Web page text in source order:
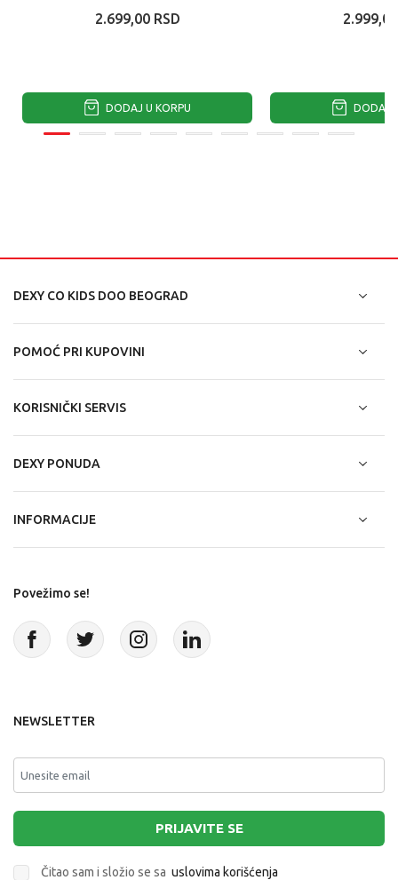
2.699,00 RSD
DODAJ U KORPU
2.999,00
DODAJ
DEXY CO KIDS DOO BEOGRAD
POMOĆ PRI KUPOVINI
KORISNIČKI SERVIS
DEXY PONUDA
INFORMACIJE
Povežimo se!
NEWSLETTER
PRIJAVITE SE
Čitao sam i složio se sa uslovima korišćenja